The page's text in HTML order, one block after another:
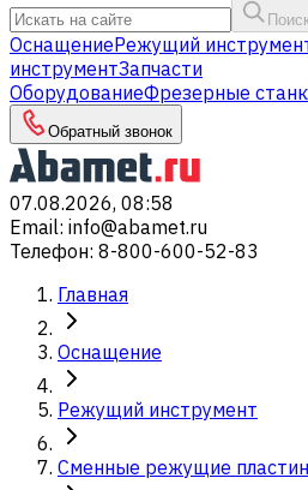
ОснащениеРежущий
инструментЗапчасти
ОборудованиеФрезерные
Обратный звонок
07.08.2026, 08:58
Email: info@abamet.ru
Телефон: 8-800-600-52-83
Главная
Оснащение
Режущий инструмент
Сменные режущие